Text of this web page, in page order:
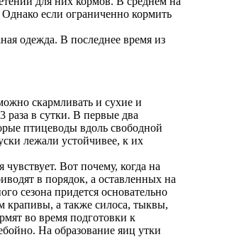
если ограниченно кормить
одежда. В последнее время из
скармливать и сухие и
раза в сутки. В первые два
птицеводы вдоль свободной
лежали устойчивее, к их
Вот почему, когда на
в порядок, а оставленных на
сезона придется основательно
крапивы, а также силоса, тыквы,
во время подготовки к
На образование яиц утки